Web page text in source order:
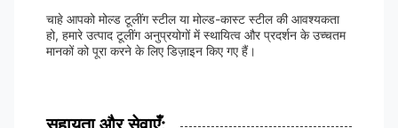
चाहे आपको मोल्ड टूलींग स्टील या मोल्ड-कास्ट स्टील की आवश्यकता
हो, हमारे उत्पाद टूलींग अनुप्रयोगों में स्थायित्व और प्रदर्शन के उच्चतम
मानकों को पूरा करने के लिए डिज़ाइन किए गए हैं।